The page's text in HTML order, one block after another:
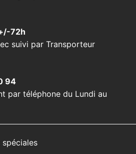
72h
suivi par Transporteur
94
par téléphone du Lundi au